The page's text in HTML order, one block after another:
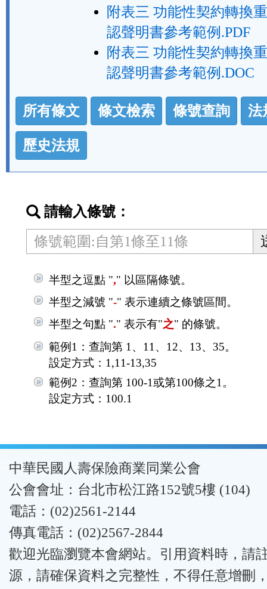
附表三 功能性契約轉換
認聲明書參考範例.PDF
附表三 功能性契約轉換
認聲明書參考範例.DOC
法
規
功
能
按
區
所有條文 條文檢索 條號查詢 法
歷史法規
請輸入條號：
半型之逗點 "," 以區隔條號。
半型之減號 "-" 表示連續之條號區間。
半型之句點 "." 表示有"之" 的條號。
範例1：查詢第 1、11、12、13、35。
設定方式：1,11-13,35
範例2：查詢第 100-1或第100條之1。
設定方式：100.1
:::中華民國人壽保險商業同業公會
公會會址：台北市松江路152號5樓 (104)
電話：(02)2561-2144
傳真電話：(02)2567-2844
歡迎光臨瀏覽本會網站。引用資料時，請
源，請確保資料之完整性，不得任意增刪